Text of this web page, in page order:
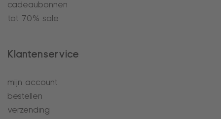
cadeaubonnen
tot 70% sale
Klantenservice
mijn account
bestellen
verzending